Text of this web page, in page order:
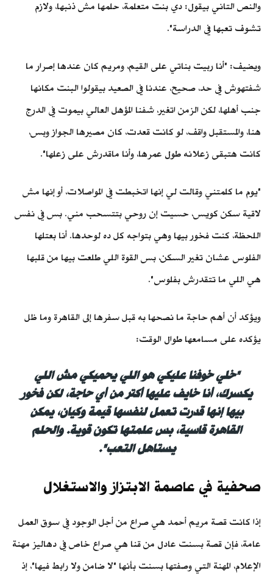
والنص التاني بيقول: دي بنت متعلمة، حلمها مش ذنبها، ولازم
تشوف تعبها في الدراسة".
ويضيف: "أنا ربيت بناتي على القيم، ومريم كان عندها إصرار ما
شفتهوش في حد، صحيح، عندنا في الصعيد بيقولوا البنت مكانها
جنب أهلها، لكن الزمن اتغير، شفنا المؤهل العالي بيموت في الدرج
هنا، والمستقبل واقف، لو كانت قعدت، كان مصيرها الجواز وبس،
كانت هتبقى زعلانه طول عمرها، وأنا ماقدرش على زعلها".
"يوم ما كلمتني وقالت لي إنها اتخبطت في المواصلات، أو إنها مش
لاقية سكن كويس، حسيت إن روحي بتتسحب مني. بس في نفس
اللحظة، كنت فخور بيها وهي بتواجه كل ده لوحدها. أنا بعتلها
الفلوس عشان تغير السكن، بس القوة اللي طلعت بيها من قلبها
هي اللي ما تتقدرش بفلوس".
ويؤكد أن أهم حاجة ما نصحها به قبل سفرها إلى القاهرة وما ظل
يؤكده على مسامعها طوال الوقت:
"خلي خوفنا عليكي هو اللي يحميكي مش اللي
يكسرك، أنا خايف عليها أكتر من أي حاجة، لكن فخور
بيها إنها قدرت تعمل لنفسها قيمة وكيان، يمكن
القاهرة قاسية، بس علمتها تكون قوية. والحلم
يستاهل التعب".
صحفية في عاصمة الابتزاز والاستغلال
إذا كانت قصة مريم أحمد هي صراع من أجل الوجود في سوق العمل
عامة، فإن قصة بسنت عادل من قنا هي صراع خاص في دهاليز مهنة
الإعلام، المهنة التي وصفتها بسنت بأنها "لا ضامن ولا رابط فيها"، إذ